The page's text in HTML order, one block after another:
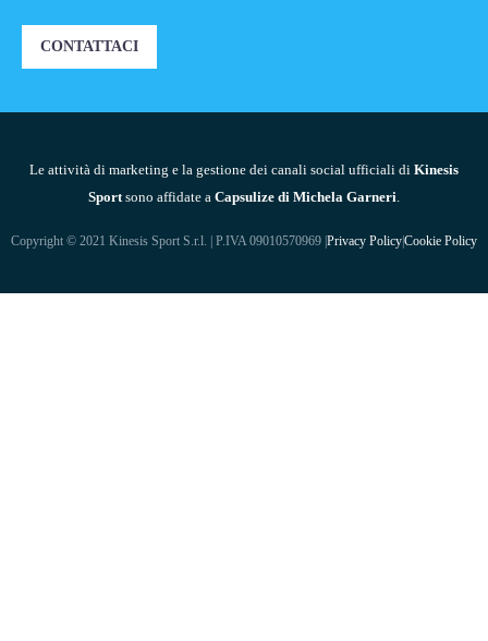
CONTATTACI
Le attività di marketing e la gestione dei canali social ufficiali di Kinesis
Sportsono affidate a Capsulize di Michela Garneri.
Copyright © 2021 Kinesis Sport S.r.l. | P.IVA 09010570969 | Privacy PolicyCookie Policy